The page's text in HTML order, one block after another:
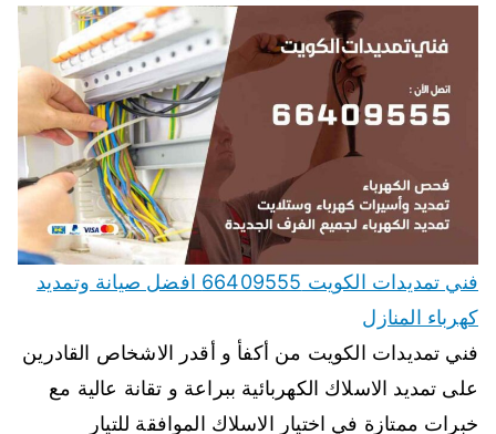
فني تمديدات الكويت 66409555 افضل صيانة وتمديد
كهرباء المنازل
فني تمديدات الكويت من أكفأ و أقدر الاشخاص القادرين
على تمديد الاسلاك الكهربائية ببراعة و تقانة عالية مع
خبرات ممتازة في اختيار الاسلاك الموافقة للتيار